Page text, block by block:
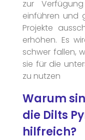
zur
einführen und
Projekte
erhöhen. Es
schwer fallen,
sie für die
zu nutzen
Warum
die Dilts
hilfreich?